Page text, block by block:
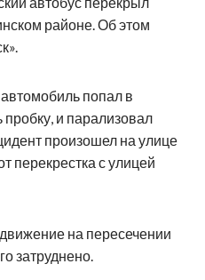
районе. Об этом
попал в
и парализовал
произошел на улице
перекрестка с улицей
на пересечении
затруднено.